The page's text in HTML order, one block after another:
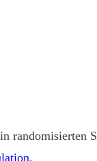
randomisierten
.